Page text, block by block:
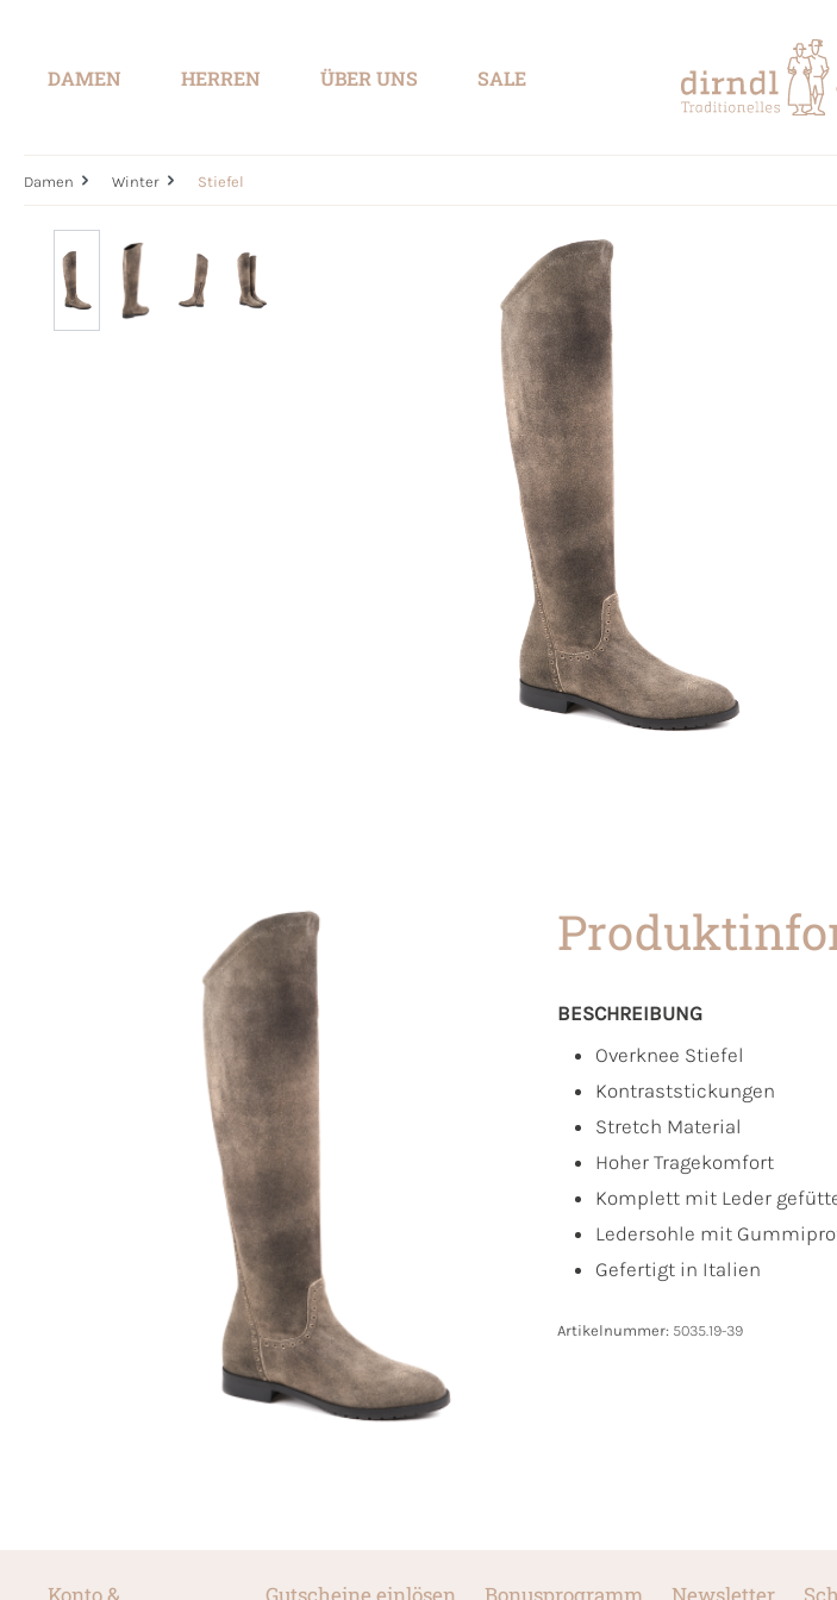
DAMEN HERREN ÜBER UNS SALE
Damen Winter Stiefel
Bildergalerie überspringen
BESCHREIBUNG
Overknee Stiefel
Kontraststickungen
Stretch Material
Hoher Tragekomfort
Komplett mit Leder
Ledersohle mit
Gefertigt in Italien
Artikelnummer: 5035.19-39